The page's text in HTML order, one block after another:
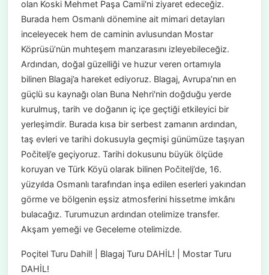
olan Koski Mehmet Paşa Camii'ni ziyaret edeceğiz.
Burada hem Osmanlı dönemine ait mimari detayları
inceleyecek hem de caminin avlusundan Mostar
Köprüsü’nün muhteşem manzarasını izleyebileceğiz.
Ardından, doğal güzelliği ve huzur veren ortamıyla
bilinen Blagaj’a hareket ediyoruz. Blagaj, Avrupa’nın en
güçlü su kaynağı olan Buna Nehri'nin doğduğu yerde
kurulmuş, tarih ve doğanın iç içe geçtiği etkileyici bir
yerleşimdir. Burada kısa bir serbest zamanın ardından,
taş evleri ve tarihi dokusuyla geçmişi günümüze taşıyan
Počitelj’e geçiyoruz. Tarihi dokusunu büyük ölçüde
koruyan ve Türk Köyü olarak bilinen Počitelj’de, 16.
yüzyılda Osmanlı tarafından inşa edilen eserleri yakından
görme ve bölgenin eşsiz atmosferini hissetme imkânı
bulacağız. Turumuzun ardından otelimize transfer.
Akşam yemeği ve Geceleme otelimizde.
Poçitel Turu Dahil! | Blagaj Turu DAHİL! | Mostar Turu
DAHİL!